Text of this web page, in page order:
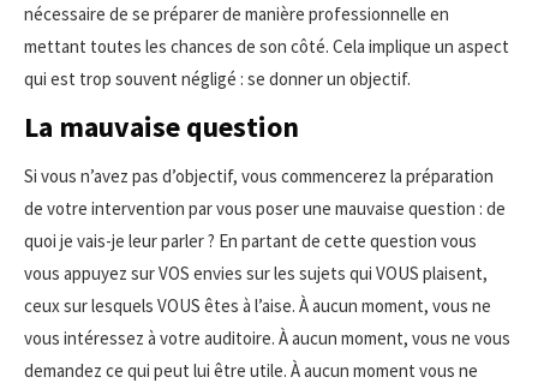
nécessaire de se préparer de manière professionnelle en
mettant toutes les chances de son côté. Cela implique un aspect
qui est trop souvent négligé : se donner un objectif.
La mauvaise question
Si vous n’avez pas d’objectif, vous commencerez la préparation
de votre intervention par vous poser une mauvaise question : de
quoi je vais-je leur parler ? En partant de cette question vous
vous appuyez sur VOS envies sur les sujets qui VOUS plaisent,
ceux sur lesquels VOUS êtes à l’aise. À aucun moment, vous ne
vous intéressez à votre auditoire. À aucun moment, vous ne vous
demandez ce qui peut lui être utile. À aucun moment vous ne